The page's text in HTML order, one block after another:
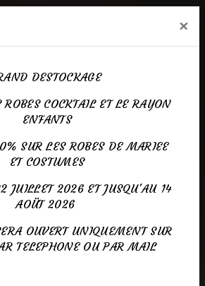
×
DESTOCKAGE
COCKTAIL ET LE RAYON
ENFANTS
SUR LES ROBES DE MARIEE
ET COSTUMES
JUILLET 2026 ET JUSQU'AU 14
AOÜT 2026
OUVERT UNIQUEMENT SUR
TELEPHONE OU PAR MAIL